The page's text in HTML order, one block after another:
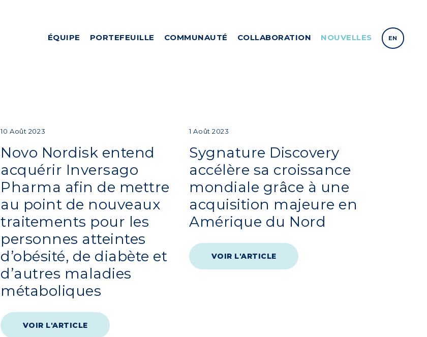
ÉQUIPE PORTEFEUILLE COMMUNAUTÉ COLLABORATION NOUVELLES EN
10 Août 2023
Novo Nordisk entend
acquérir Inversago
Pharma afin de mettre
au point de nouveaux
traitements pour les
personnes atteintes
d’obésité, de diabète et
d’autres maladies
métaboliques
VOIR L'ARTICLE
1 Août 2023
Sygnature Discovery
accélère sa croissance
mondiale grâce à une
acquisition majeure en
Amérique du Nord
VOIR L'ARTICLE